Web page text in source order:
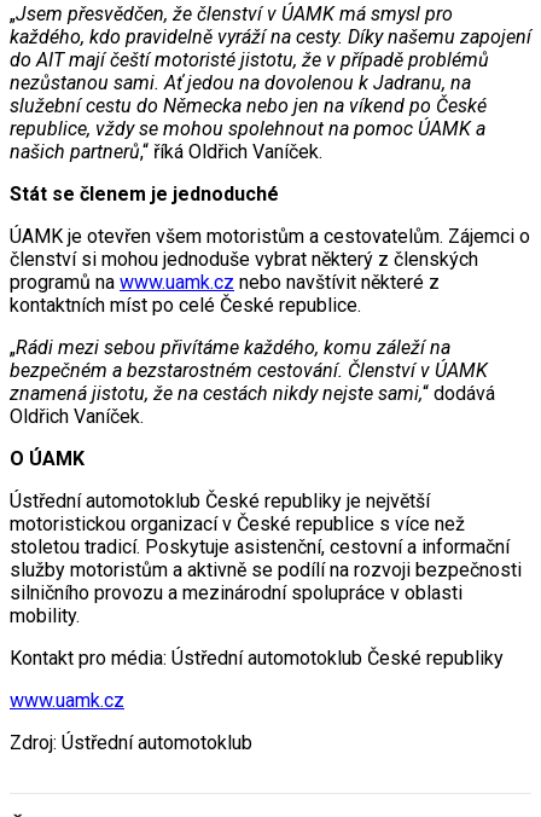
„Jsem přesvědčen, že členství v ÚAMK má smysl pro
každého, kdo pravidelně vyráží na cesty. Díky našemu zapojení
do AIT mají čeští motoristé jistotu, že v případě problémů
nezůstanou sami. Ať jedou na dovolenou k Jadranu, na
služební cestu do Německa nebo jen na víkend po České
republice, vždy se mohou spolehnout na pomoc ÚAMK a
našich partnerů,“ říká Oldřich Vaníček.
Stát se členem je jednoduché
ÚAMK je otevřen všem motoristům a cestovatelům. Zájemci o
členství si mohou jednoduše vybrat některý z členských
programů na www.uamk.cz nebo navštívit některé z
kontaktních míst po celé České republice.
„Rádi mezi sebou přivítáme každého, komu záleží na
bezpečném a bezstarostném cestování. Členství v ÚAMK
znamená jistotu, že na cestách nikdy nejste sami,“ dodává
Oldřich Vaníček.
O ÚAMK
Ústřední automotoklub České republiky je největší
motoristickou organizací v České republice s více než
stoletou tradicí. Poskytuje asistenční, cestovní a informační
služby motoristům a aktivně se podílí na rozvoji bezpečnosti
silničního provozu a mezinárodní spolupráce v oblasti
mobility.
Kontakt pro média: Ústřední automotoklub České republiky
www.uamk.cz
Zdroj: Ústřední automotoklub